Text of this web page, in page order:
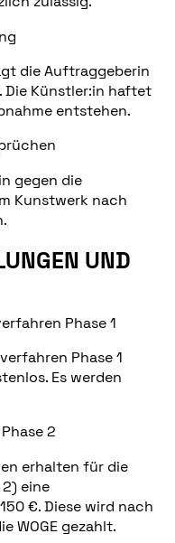
die Auftraggeberin
Künstler:in haftet
entstehen.
gegen die
Kunstwerk nach
UND
Phase 1
Phase 1
Es werden
2
erhalten für die
eine
€. Diese wird nach
WOGE gezahlt.